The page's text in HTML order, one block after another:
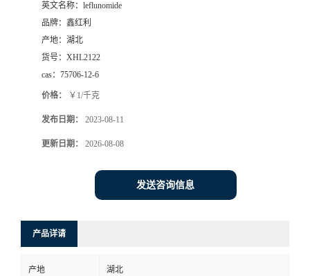
英文名称： leflunomide
品牌： 鑫红利
产地： 湖北
货号： XHL2122
cas： 75706-12-6
价格： ￥1/千克
发布日期： 2023-08-11
更新日期： 2026-08-08
发送咨询信息
产品详请
产地 湖北